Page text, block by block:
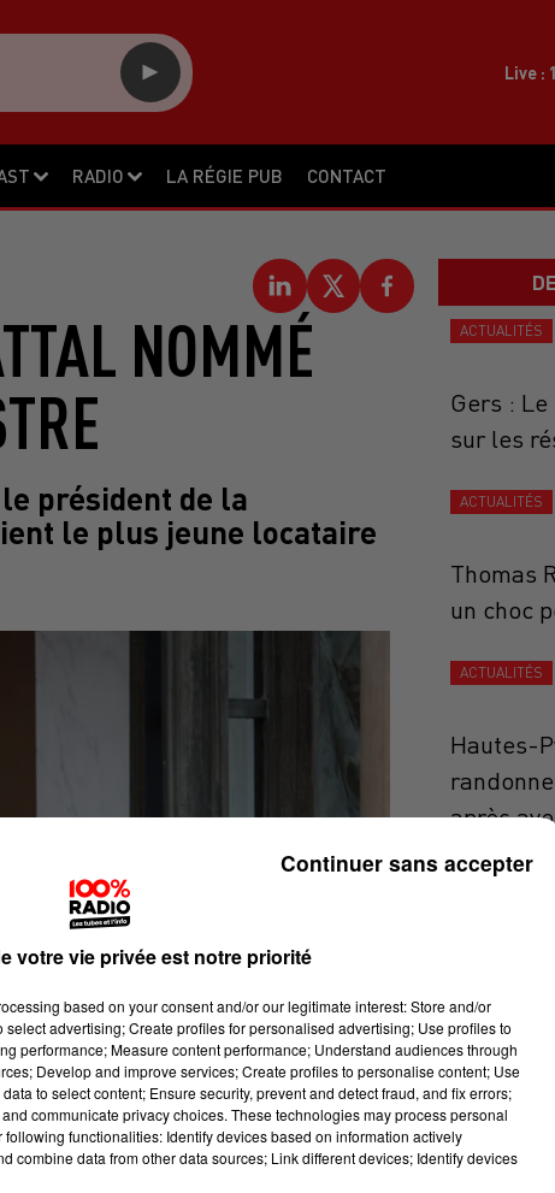
RADIO LA RÉGIE PUB CONTACT
Live :
NOMMÉ
président de la
le plus jeune locataire
ACTUALITÉS
Gers :
sur les
ACTUALITÉS
Thomas
un choc
ACTUALITÉS
Hautes-
après
ACTUALITÉS
Castres
confiée
ACTUALITÉS
Albi :
votre vie privée est notre priorité
based on your consent and/or our legitimate interest: Store and/or
advertising; Create profiles for personalised advertising; Use profiles to
performance; Measure content performance; Understand audiences through
Develop and improve services; Create profiles to personalise content; Use
to select content; Ensure security, prevent and detect fraud, and fix errors;
communicate privacy choices. These technologies may process personal
functionalities: Identify devices based on information actively
combine data from other data sources; Link different devices; Identify devices
Continuer sans accepter